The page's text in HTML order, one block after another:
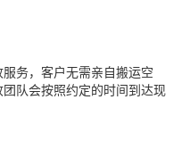
务，客户无需亲自搬运空
队会按照约定的时间到达现